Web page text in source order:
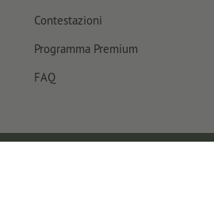
Contestazioni
Programma Premium
FAQ